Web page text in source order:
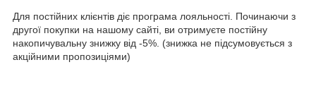
Для постійних клієнтів діє програма лояльності. Починаючи з
другої покупки на нашому сайті, ви отримуєте постійну
накопичувальну знижку від -5%. (знижка не підсумовується з
акційними пропозиціями)